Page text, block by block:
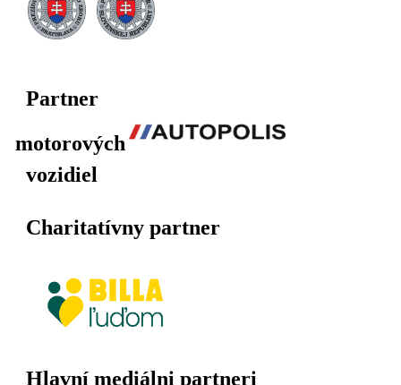
Partner
motorových
vozidiel
Charitatívny partner
Hlavní mediálni partneri